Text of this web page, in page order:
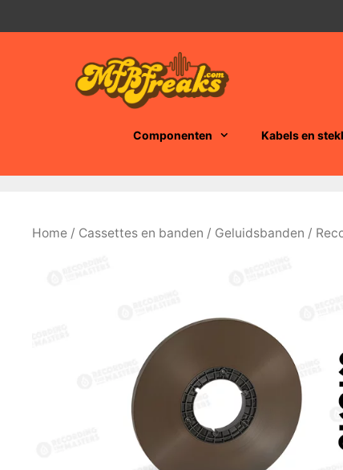
naar
Componenten Kabels en
Home / Cassettes en banden / Geluidsbanden /